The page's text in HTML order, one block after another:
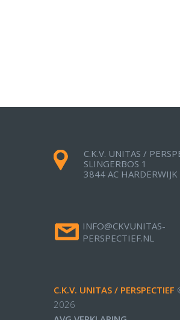
C.K.V. UNITAS /
SLINGERBOS 1
3844 AC HARDERWIJK
INFO@CKVUNITAS-
PERSPECTIEF.NL
C.K.V. UNITAS / PERSPECTIEF
2026